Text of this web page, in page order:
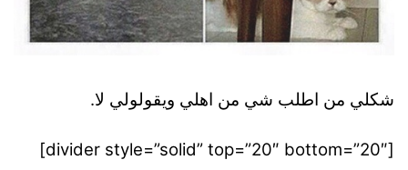
شكلي من اطلب شي من اهلي ويقولولي لا.
[divider style=”solid” top=”20″ bottom=”20″]